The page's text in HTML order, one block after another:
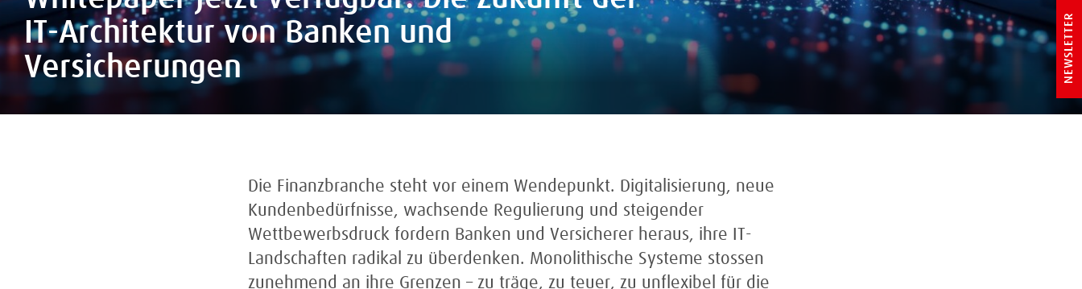
IT-Architektur von Banken und
Versicherungen
Die Finanzbranche steht vor einem Wendepunkt. Digitalisierung, neue
Kundenbedürfnisse, wachsende Regulierung und steigender
Wettbewerbsdruck fordern Banken und Versicherer heraus, ihre IT-
Landschaften radikal zu überdenken. Monolithische Systeme stossen
zunehmend an ihre Grenzen – zu träge, zu teuer, zu unflexibel für die
NEWSLETTER